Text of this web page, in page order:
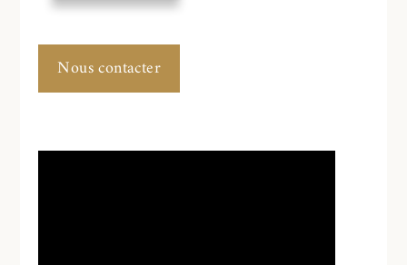
Nous contacter